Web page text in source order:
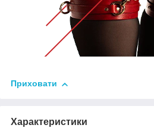
Приховати
Характеристики